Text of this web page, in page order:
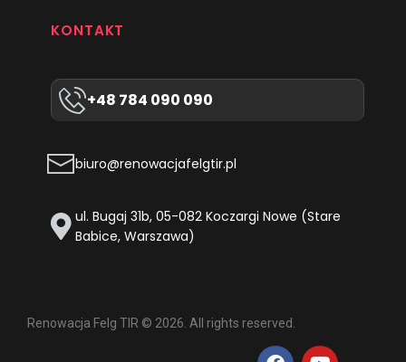
KONTAKT
+48 784 090 090
biuro@renowacjafelgtir.pl
ul. Bugaj 31b, 05-082 Koczargi Nowe (Stare
Babice, Warszawa)
Renowacja Felg TIR © 2026. All rights reserved.